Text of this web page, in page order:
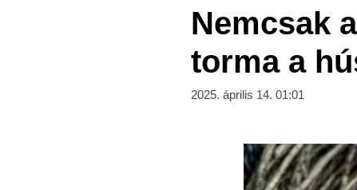
Nemcsak
torma a
2025. április 14. 01:01